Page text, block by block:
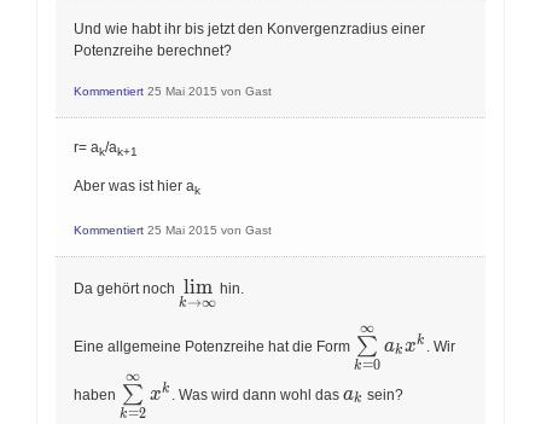
Und wie habt ihr bis jetzt den Konvergenzradius einer
Potenzreihe berechnet?
Kommentiert 25 Mai 2015 von Gast
r= ak/ak+1
Aber was ist hier ak
Kommentiert 25 Mai 2015 von Gast
Da gehört noch \lim\limits_{k\to\infty}
k→∞
lim hin.
Eine allgemeine Potenzreihe hat die Form a_k x^k
k=0
∑
∞
akxk . Wir
haben
\sum\limits_{k=2}^\infty
x^k
k=2
∑
∞
xk . Was wird dann wohl das ak sein?